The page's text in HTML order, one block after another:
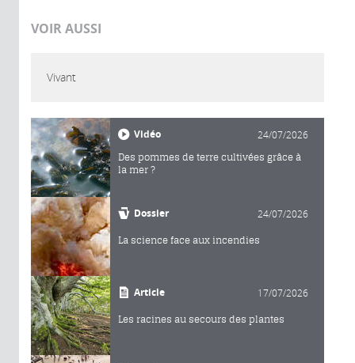
VOIR AUSSI
Vivant
Vidéo 24/07/2026
Des pommes de terre cultivées grâce à
la mer ?
Dossier 24/07/2026
La science face aux incendies
Article 17/07/2026
Les racines au secours des plantes